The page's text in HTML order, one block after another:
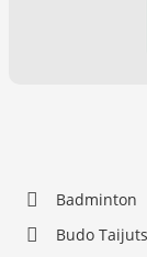
Badminton
Budo